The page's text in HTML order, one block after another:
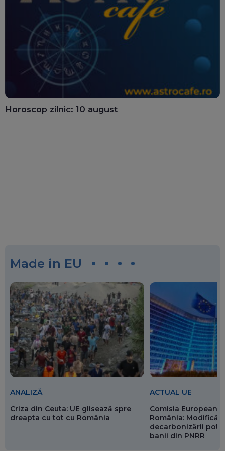
Horoscop zilnic: 10 august
Made in EU
ANALIZĂ
Criza din Ceuta: UE glisează spre
dreapta cu tot cu România
ACTUAL UE
Comisia Europeană
România:
decarbonizării pot
banii din PNRR